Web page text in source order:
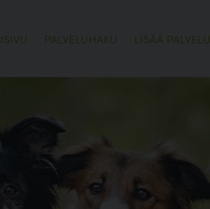
PALVELUHAKU LISÄÄ PALVELU